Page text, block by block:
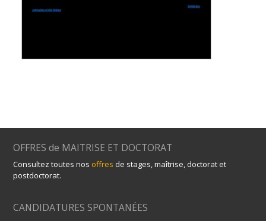
OFFRES de MAITRISE ET DOCTORAT
Consultez toutes nos offres de stages, maîtrise, doctorat et
postdoctorat.
CANDIDATURES SPONTANÉES